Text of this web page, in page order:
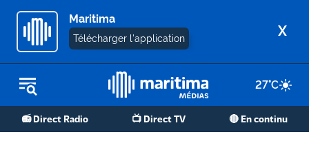
Maritima
Télécharger l'application X
27°C
📻 Direct Radio 📺 Direct TV 🔴 En continu
REPLAY RADIO
REPLAY TV